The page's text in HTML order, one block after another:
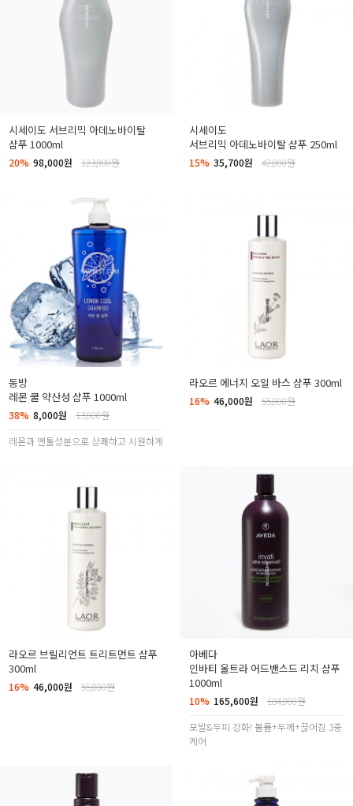
시세이도 서브리믹 아데노바이탈
샴푸 1000ml
20% 98,000원 123,000원
시세이도
서브리믹 아데노바이탈 샴푸 250ml
15% 35,700원 42,000원
동방
레몬 쿨 약산성 샴푸 1000ml
38% 8,000원
13,000원
레몬과 멘톨성분으로 상쾌하고 시원하게
라오르 에너지 오일 바스 샴푸 300ml
16% 46,000원 55,000원
라오르 브릴리언트 트리트먼트 샴푸
300ml
16% 46,000원 55,000원
아베다
인바티 울트라 어드밴스드 리치 샴푸
1000ml
10% 165,600원
184,000원
모발&두피 강화! 볼륨+두께+끊어짐 3중
케어